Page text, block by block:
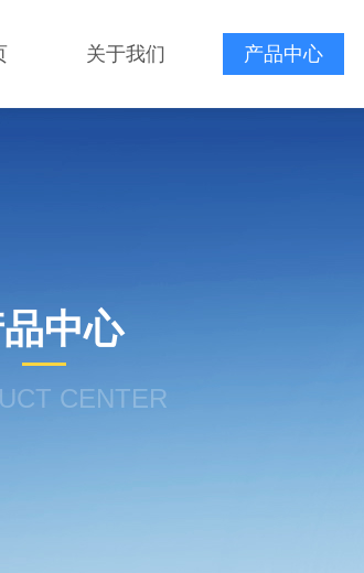
关于我们 产品中心
中心
CENTER